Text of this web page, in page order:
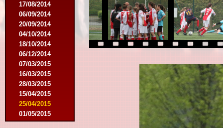
17/08/2014
06/09/2014
20/09/2014
04/10/2014
18/10/2014
06/12/2014
07/03/2015
16/03/2015
28/03/2015
15/04/2015
25/04/2015
01/05/2015
14/05/2015